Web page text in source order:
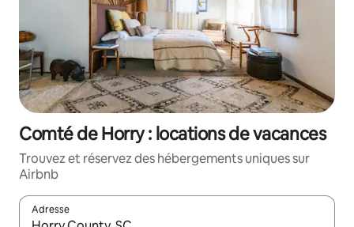
Comté de Horry : locations de vacances
Trouvez et réservez des hébergements uniques sur
Airbnb
Adresse
Lorsque les résultats s'affichent, utilisez les flèches vers le